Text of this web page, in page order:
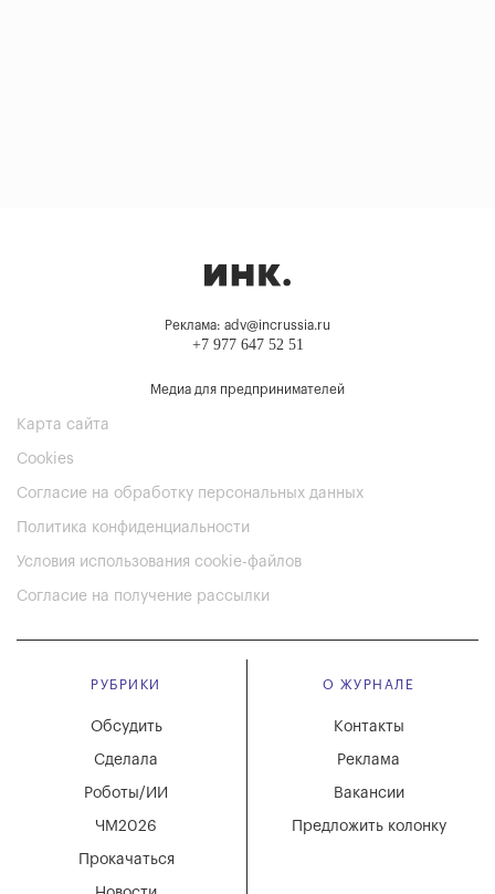
Реклама: adv@incrussia.ru
+7 977 647 52 51
Медиа для предпринимателей
Карта сайта
Cookies
Согласие на обработку персональных данных
Политика конфиденциальности
Условия использования cookie-файлов
Согласие на получение рассылки
РУБРИКИ
Обсудить
Сделала
Роботы/ИИ
ЧМ2026
Прокачаться
О ЖУРНАЛЕ
Вакансии
Реклама
Контакты
Предложить колонку